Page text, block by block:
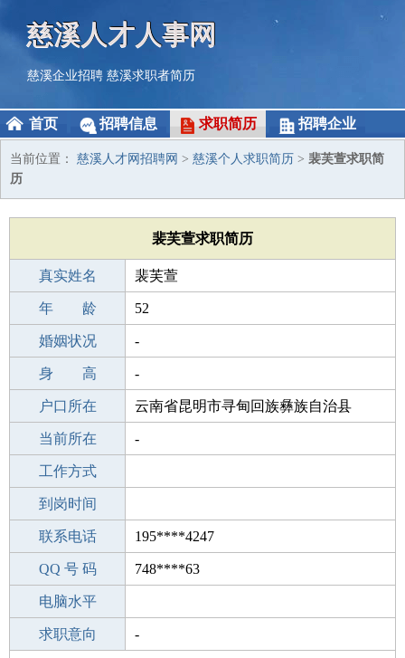
慈溪人才人事网
慈溪企业招聘 慈溪求职者简历
首页 招聘信息 求职简历 招聘企业
当前位置： 慈溪人才网招聘网 > 慈溪个人求职简历 > 裴芙萱求职简
历
裴芙萱求职简历
真实姓名 裴芙萱
性 别 女
年 龄 52
出生年月 1974-05-31
婚姻状况 -
学 历 高中
身 高 -
毕业学校 高中
户口所在 云南省昆明市寻甸回族彝族自治县
所学专业 -
当前所在 -
工作经验
工作方式
驾 照
到岗时间
期望月薪
联系电话 195****4247
手机号码 195****4247
QQ 号 码 748****63
微信号码
电脑水平
外语水平
求职意向 -